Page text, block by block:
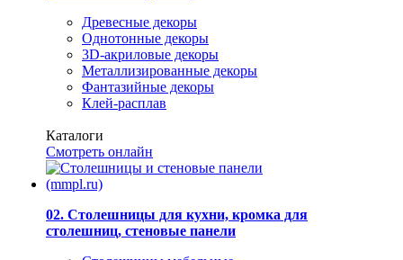
Древесные декоры
Однотонные декоры
3D-акриловые декоры
Металлизированные декоры
Фантазийные декоры
Клей-расплав
Каталоги
Смотреть онлайн
02. Столешницы для кухни, кромка для
столешниц, стеновые панели